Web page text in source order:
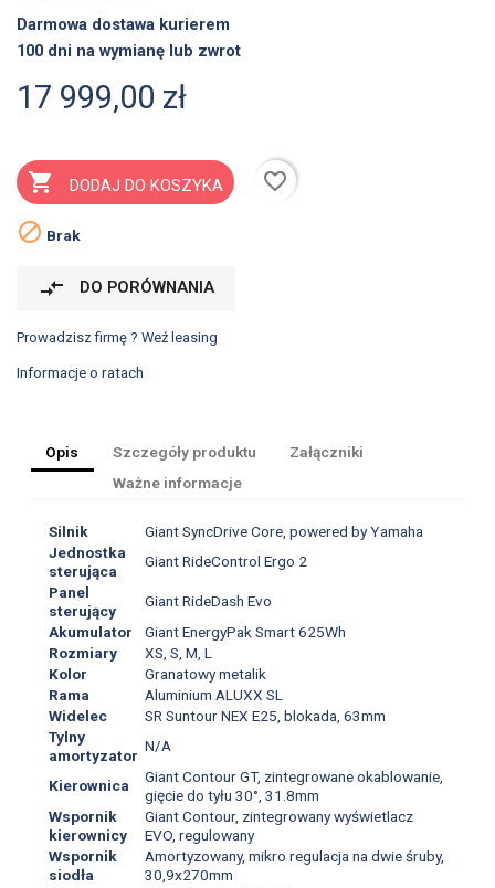
Darmowa dostawa kurierem
100 dni na wymianę lub zwrot
17 999,00 zł
 DODAJ DO KOSZYKA
favorite_border
 Brak
compare_arrows DO PORÓWNANIA
Prowadzisz firmę ? Weź leasing
Informacje o ratach
Opis Szczegóły produktu
Załączniki
Ważne informacje
Silnik
Giant SyncDrive Core, powered by Yamaha
Jednostka
sterująca
Giant RideControl Ergo 2
Panel
sterujący
Giant RideDash Evo
Akumulator
Giant EnergyPak Smart 625Wh
Rozmiary
XS, S, M, L
Kolor
Granatowy metalik
Rama
Aluminium ALUXX SL
Widelec
SR Suntour NEX E25, blokada, 63mm
Tylny
amortyzator
N/A
Kierownica
Giant Contour GT, zintegrowane okablowanie,
gięcie do tyłu 30°, 31.8mm
Wspornik
kierownicy
Giant Contour, zintegrowany wyświetlacz
EVO, regulowany
Wspornik
siodła
Amortyzowany, mikro regulacja na dwie śruby,
30,9x270mm